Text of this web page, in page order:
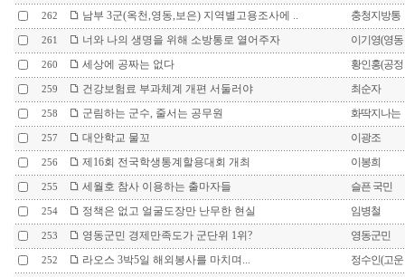
262 남부 3군(옥천,영동,보은) 지역별고용조사에 .. 충청지방통
261 너와 나의 생명을 위해 소방통로 열어주자 이기영(영동
260 세상에 공짜는 없다 황인홍(공정
259 건강보험료 부과체계 개편 서둘러야 최순자
258 군림하는 군수, 줄서는 공무원 화딱지나는
257 대안학교 물꼬 이광조
256 제16회 전국학생통계할용대회 개최 이봉희
255 세월호 참사 이용하는 출마자들 슬픈 국민
254 정책은 없고 얼굴도장만 난무한 현실 임병철
253 영동군민 경제만족도가 군단위 1위? 영동군민
252 라오스 3박5일 해외봉사를 마치며... 정수인(고운